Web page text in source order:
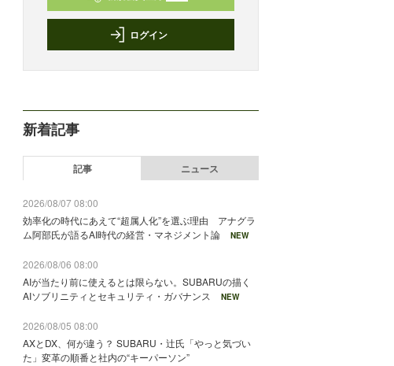
ログイン
新着記事
記事 ニュース
2026/08/07 08:00
効率化の時代にあえて“超属人化”を選ぶ理由 アナグラ
ム阿部氏が語るAI時代の経営・マネジメント論
NEW
2026/08/06 08:00
AIが当たり前に使えるとは限らない。SUBARUの描く
AIソブリニティとセキュリティ・ガバナンス
NEW
2026/08/05 08:00
AXとDX、何が違う？ SUBARU・辻氏「やっと気づい
た」変革の順番と社内の“キーパーソン”